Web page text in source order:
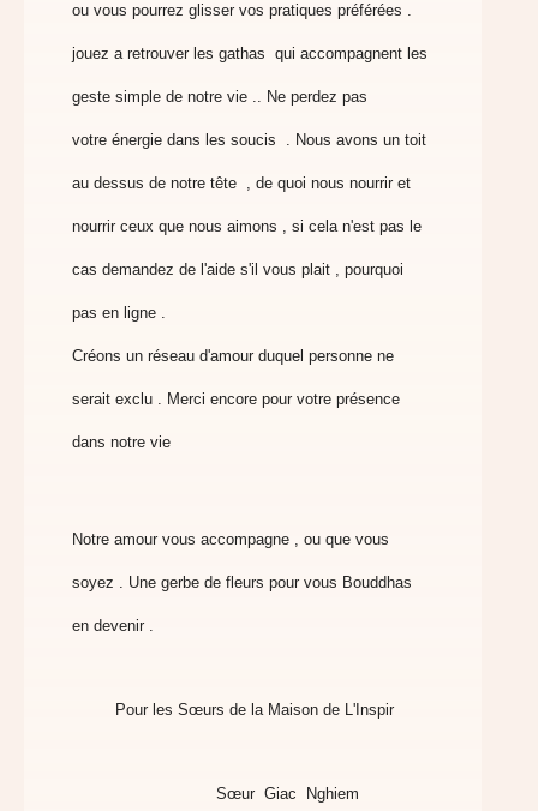
ou vous pourrez glisser vos pratiques préférées .
jouez a retrouver les gathas qui accompagnent les
geste simple de notre vie .. Ne perdez pas
votre énergie dans les soucis . Nous avons un toit
au dessus de notre tête , de quoi nous nourrir et
nourrir ceux que nous aimons , si cela n'est pas le
cas demandez de l'aide s'il vous plait , pourquoi
pas en ligne .
Créons un réseau d'amour duquel personne ne
serait exclu . Merci encore pour votre présence
dans notre vie
Notre amour vous accompagne , ou que vous
soyez . Une gerbe de fleurs pour vous Bouddhas
en devenir .
Pour les Sœurs de la Maison de L'Inspir
Sœur Giac Nghiem